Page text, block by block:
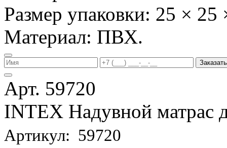
Размер упаковки: 25 × 25
Материал: ПВХ.
Заказать
Арт. 59720
INTEX Надувной матрас
Артикул: 59720